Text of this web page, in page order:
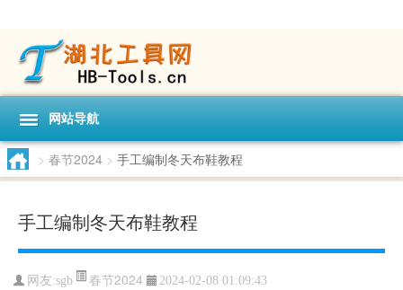
网站导航
> 春节2024 > 手工编制冬天布鞋教程
手工编制冬天布鞋教程
网友:sgb 春节2024 2024-02-08 01:09:43